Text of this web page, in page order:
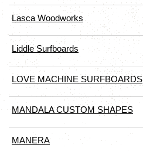
Lasca Woodworks
Liddle Surfboards
LOVE MACHINE SURFBOARDS
MANDALA CUSTOM SHAPES
MANERA